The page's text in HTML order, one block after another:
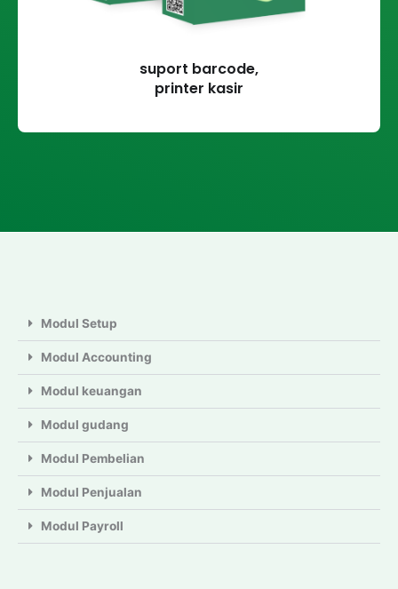
suport barcode,
printer kasir
Modul Setup
Modul Accounting
Modul keuangan
Modul gudang
Modul Pembelian
Modul Penjualan
Modul Payroll